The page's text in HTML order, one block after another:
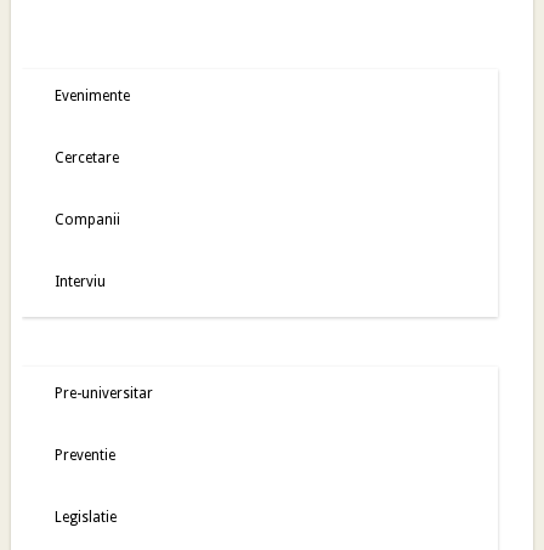
Evenimente
Cercetare
Companii
Interviu
Pre-universitar
Preventie
Legislatie